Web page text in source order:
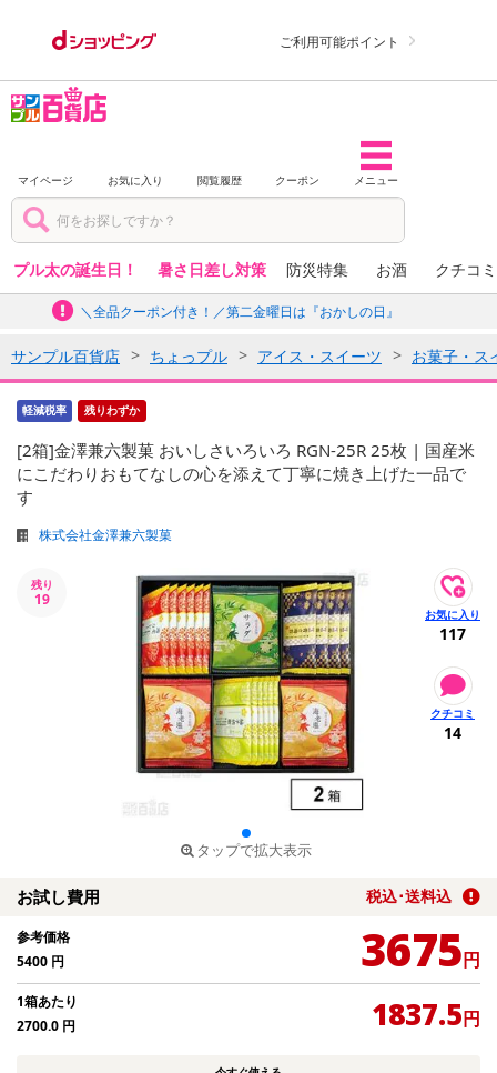
ご利用可能ポイント
マイページ お気に入り 閲覧履歴 クーポン メニュー
プル太の誕生日！ 暑さ日差し対策 防災特集 お酒 クチコ
＼全品クーポン付き！／第二金曜日は『おかしの日』
サンプル百貨店 ちょっプル アイス・スイーツ お菓子・ス
軽減税率 残りわずか
[2箱]金澤兼六製菓 おいしさいろいろ RGN-25R 25枚 | 国産米
にこだわりおもてなしの心を添えて丁寧に焼き上げた一品で
す
株式会社金澤兼六製菓
残り
19
タップで拡大表示
117
14
お試し費用 税込･送料込
参考価格
5400 円 3675円
1箱あたり
2700.0 円 1837.5円